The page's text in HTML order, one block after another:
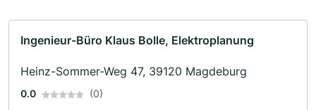
Ingenieur-Büro Klaus Bolle, Elektroplanung
Heinz-Sommer-Weg 47, 39120 Magdeburg
0.0 (0)